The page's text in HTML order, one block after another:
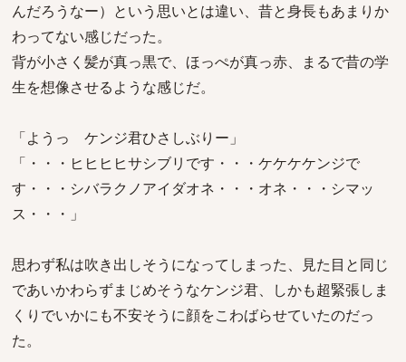
んだろうなー）という思いとは違い、昔と身長もあまりか
わってない感じだった。
背が小さく髪が真っ黒で、ほっぺが真っ赤、まるで昔の学
生を想像させるような感じだ。
「ようっ ケンジ君ひさしぶりー」
「・・・ヒヒヒヒサシブリです・・・ケケケケンジで
す・・・シバラクノアイダオネ・・・オネ・・・シマッ
ス・・・」
思わず私は吹き出しそうになってしまった、見た目と同じ
であいかわらずまじめそうなケンジ君、しかも超緊張しま
くりでいかにも不安そうに顔をこわばらせていたのだっ
た。